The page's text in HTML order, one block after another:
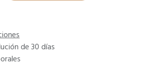
de 30 días